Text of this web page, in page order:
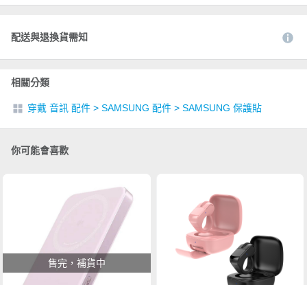
配送與退換貨需知
相關分類
穿戴 音訊 配件 > SAMSUNG 配件 > SAMSUNG 保護貼
你可能會喜歡
售完，補貨中